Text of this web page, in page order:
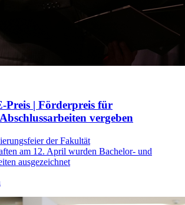
| Förderpreis für
vergeben
der Fakultät
am 12. April wurden Bachelor- und
ausgezeichnet